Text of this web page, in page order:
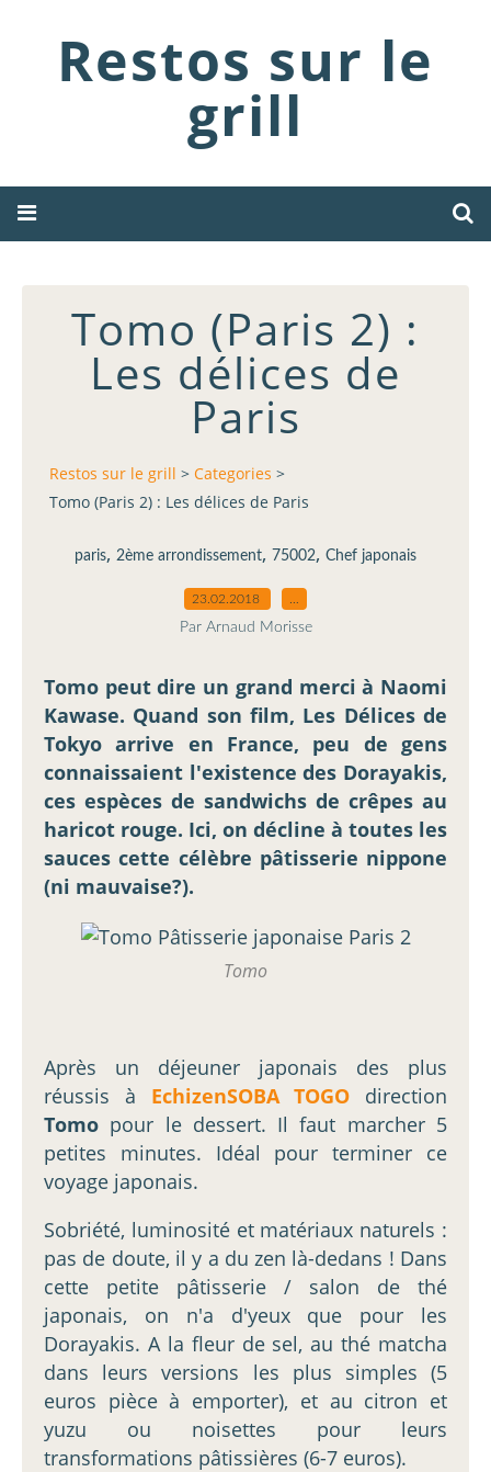
Restos sur le
grill
Tomo (Paris 2) :
Les délices de
Paris
Restos sur le grill > Categories >
Tomo (Paris 2) : Les délices de Paris
paris, 2ème arrondissement, 75002, Chef japonais
23.02.2018
Par Arnaud Morisse
Tomo peut dire un grand merci à Naomi
Kawase. Quand son film, Les Délices de
Tokyo arrive en France, peu de gens
connaissaient l'existence des Dorayakis,
ces espèces de sandwichs de crêpes au
haricot rouge. Ici, on décline à toutes les
sauces cette célèbre pâtisserie nippone
(ni mauvaise?).
Tomo
Après un déjeuner japonais des plus
réussis à EchizenSOBA TOGO direction
Tomo pour le dessert. Il faut marcher 5
petites minutes. Idéal pour terminer ce
voyage japonais.
Sobriété, luminosité et matériaux naturels :
pas de doute, il y a du zen là-dedans ! Dans
cette petite pâtisserie / salon de thé
japonais, on n'a d'yeux que pour les
Dorayakis. A la fleur de sel, au thé matcha
dans leurs versions les plus simples (5
euros pièce à emporter), et au citron et
yuzu ou noisettes pour leurs
transformations pâtissières (6-7 euros).